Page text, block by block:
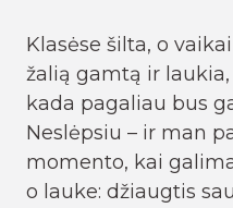
Klasėse šilta, o
žalią gamtą ir
kada pagaliau bus
Neslėpsiu – ir man
momento, kai
o lauke: džiaugtis